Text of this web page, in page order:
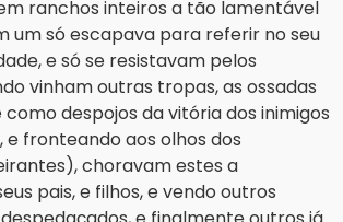
ranchos inteiros a tão lamentável
um só escapava para referir no seu
e só se resistavam pelos
vinham outras tropas, as ossadas
despojos da vitória dos inimigos
fronteando aos olhos dos
choravam estes a
pais, e filhos, e vendo outros